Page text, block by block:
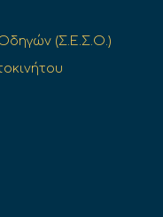
(Σ.Ε.Σ.Ο.)